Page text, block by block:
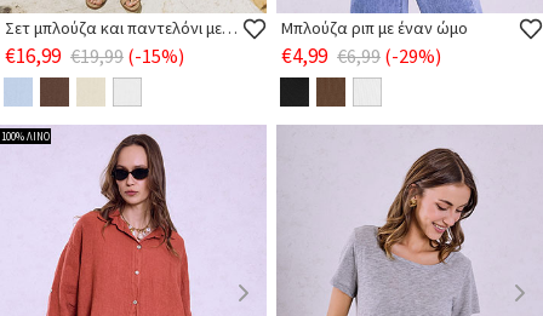
Σετ μπλούζα και παντελόνι με λινό
€16,99 €19,99 (-15%)
Μπλούζα ριπ με έναν ώμο
€4,99 €6,99 (-29%)
100% ΛΙΝΟ